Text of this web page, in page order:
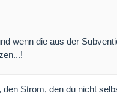
wenn die aus der
Strom, den du nicht